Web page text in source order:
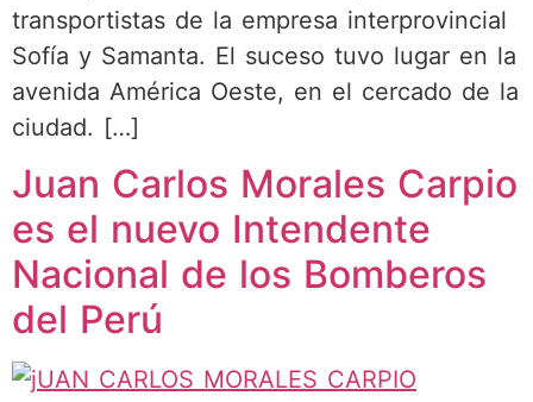
transportistas de la empresa interprovincial
Sofía y Samanta. El suceso tuvo lugar en la
avenida América Oeste, en el cercado de la
ciudad. […]
Juan Carlos Morales Carpio
es el nuevo Intendente
Nacional de los Bomberos
del Perú